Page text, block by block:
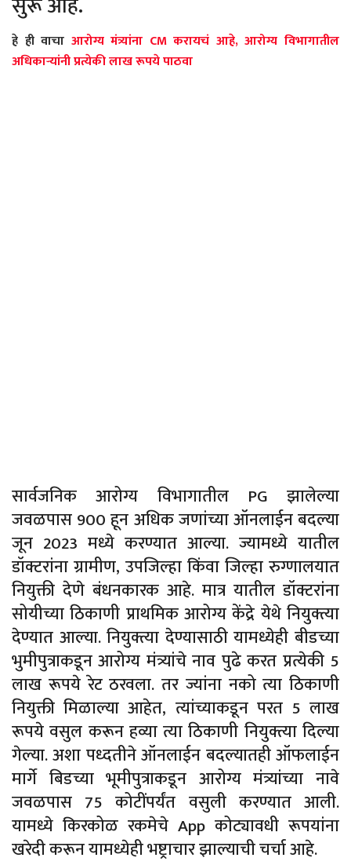
हे ही वाचा आरोग्य मंत्र्यांना CM करायचं आहे, आरोग्य विभागातील
अधिकाऱ्यांनी प्रत्येकी लाख रूपये पाठवा
सार्वजनिक आरोग्य विभागातील PG झालेल्या
जवळपास 900 हून अधिक जणांच्या ऑनलाईन बदल्या
जून 2023 मध्ये करण्यात आल्या. ज्यामध्ये यातील
डॉक्टरांना ग्रामीण, उपजिल्हा किंवा जिल्हा रुग्णालयात
नियुक्ती देणे बंधनकारक आहे. मात्र यातील डॉक्टरांना
सोयीच्या ठिकाणी प्राथमिक आरोग्य केंद्रे येथे नियुक्त्या
देण्यात आल्या. नियुक्त्या देण्यासाठी यामध्येही बीडच्या
भुमीपुत्राकडून आरोग्य मंत्र्यांचे नाव पुढे करत प्रत्येकी 5
लाख रूपये रेट ठरवला. तर ज्यांना नको त्या ठिकाणी
नियुक्ती मिळाल्या आहेत, त्यांच्याकडून परत 5 लाख
रूपये वसुल करून हव्या त्या ठिकाणी नियुक्त्या दिल्या
गेल्या. अशा पध्दतीने ऑनलाईन बदल्यातही ऑफलाईन
मार्गे बिडच्या भूमीपुत्राकडून आरोग्य मंत्र्यांच्या नावे
जवळपास 75 कोटींपर्यंत वसुली करण्यात आली.
यामध्ये किरकोळ रकमेचे App कोट्यावधी रूपयांना
खरेदी करून यामध्येही भष्ट्राचार झाल्याची चर्चा आहे.